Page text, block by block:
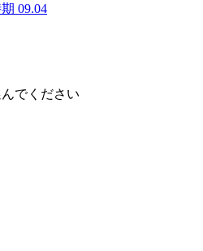
09.04
でください